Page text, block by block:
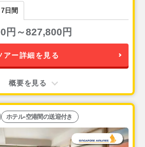
リーナ・ベイ・サンズ』5泊7日
7日間
円～827,800円
アー詳細を見る
概要を見る
ホテル-空港間の送迎付き